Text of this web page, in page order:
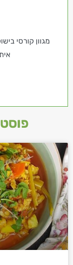
מגוון קורסי